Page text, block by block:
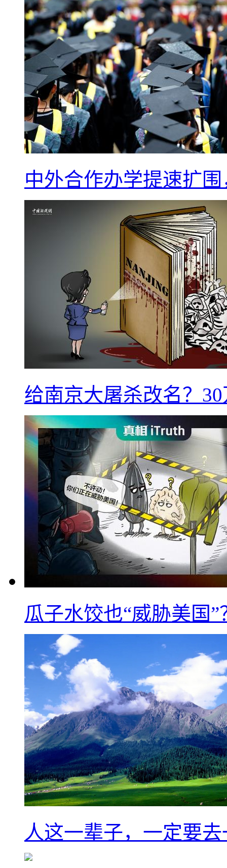
中外合作办学提速扩
给南京大屠杀改名？
瓜子水饺也“威胁美国”
人这一辈子，一定要